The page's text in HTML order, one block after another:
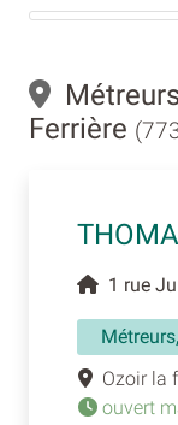
Ferrière
1 rue
Ozoir la
ouvert